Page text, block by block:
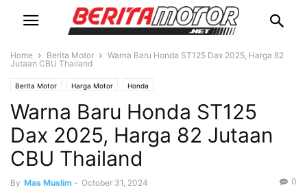
Home Berita Motor
Warna Baru Honda ST125 Dax 2025, Harga 82
Jutaan CBU Thailand
Berita Motor Harga Motor Honda
Warna Baru Honda ST125
Dax 2025, Harga 82 Jutaan
CBU Thailand
By Mas Muslim - October 31, 2024 0